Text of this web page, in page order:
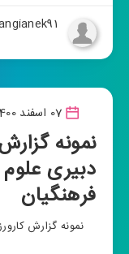
07 اسفند 1400
دبیری
فرهنگیان